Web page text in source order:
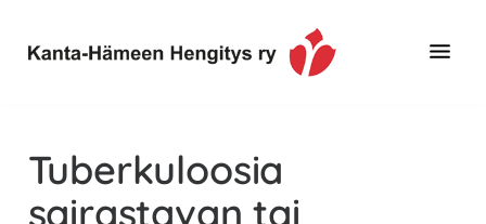
pääsisältöön
ensisijaiseen
alatunnisteeseen
Hämeen
Hengitys
tietoa,
erityisesti
Tuberkuloosia
sairastavan tai